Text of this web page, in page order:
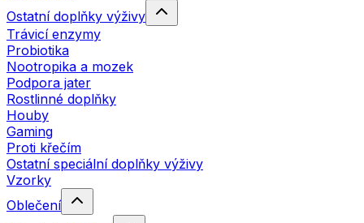
Ostatní doplňky výživy
Trávicí enzymy
Probiotika
Nootropika a mozek
Podpora jater
Rostlinné doplňky
Houby
Gaming
Proti křečím
Ostatní speciální doplňky výživy
Vzorky
Oblečení